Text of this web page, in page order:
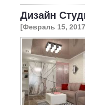
Дизайн
[Февраль 15,